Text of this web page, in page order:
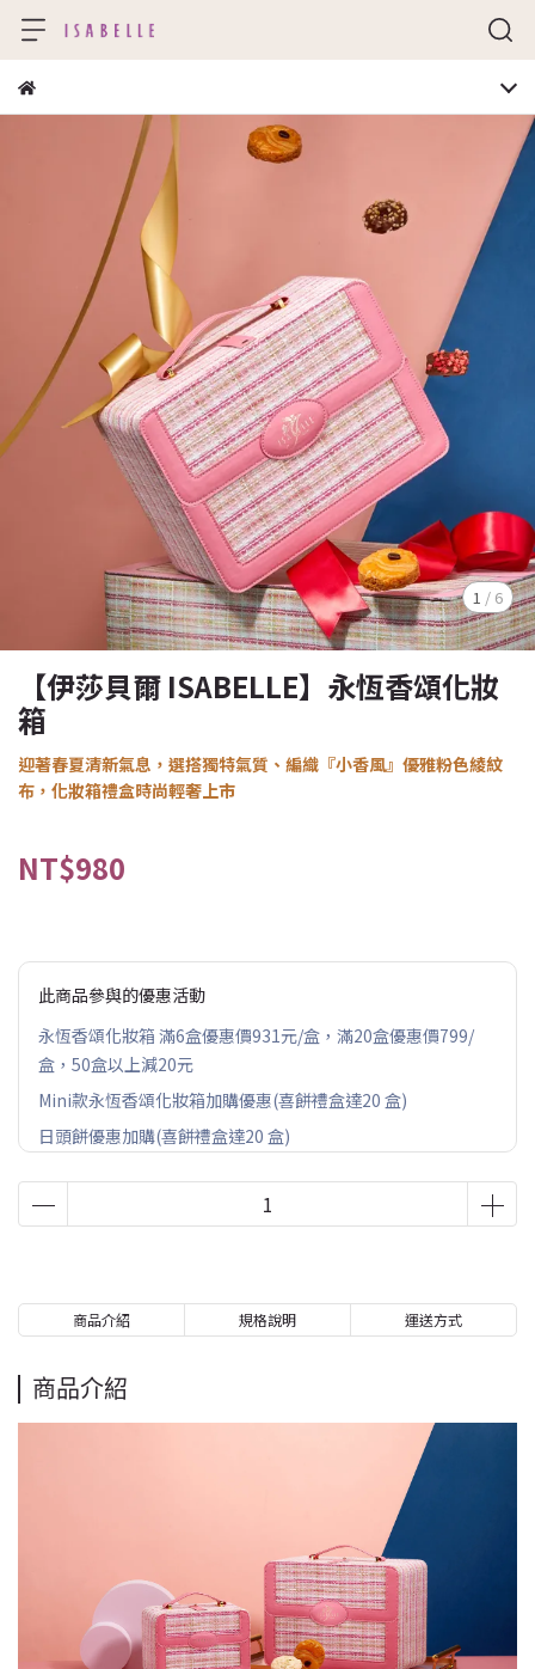
1 / 6
【伊莎貝爾 ISABELLE】永恆香頌化妝
箱
迎著春夏清新氣息，選搭獨特氣質、編織『小香風』優雅粉色綾紋
布，化妝箱禮盒時尚輕奢上市
NT$980
此商品參與的優惠活動
永恆香頌化妝箱 滿6盒優惠價931元/盒，滿20盒優惠價799/
盒，50盒以上減20元
Mini款永恆香頌化妝箱加購優惠(喜餅禮盒達20 盒)
日頭餅優惠加購(喜餅禮盒達20 盒)
商品介紹 規格說明 運送方式
商品介紹